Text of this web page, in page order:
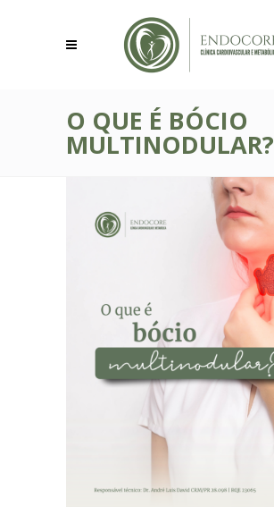
O QUE É BÓCIO
MULTINODULAR?